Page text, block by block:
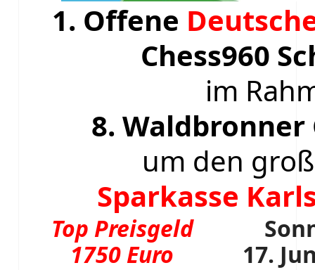
1. Offene
Chess960
im
8. Waldbronner
um den
Sparkasse
Top Preisgeld
1750 Euro
17.